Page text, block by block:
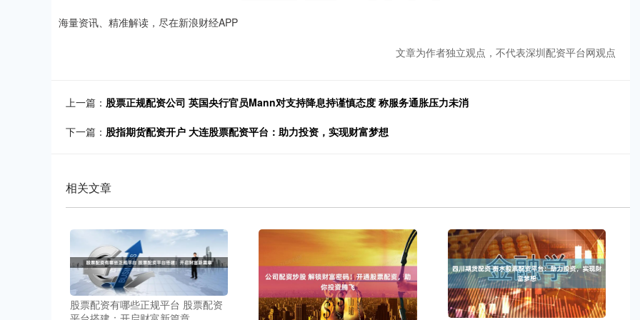
海量资讯、精准解读，尽在新浪财经APP
文章为作者独立观点，不代表深圳配资平台网观点
上一篇： 股票正规配资公司 英国央行官员Mann对支持降息持谨慎态度 称服务通胀压力未消
下一篇： 股指期货配资开户 大连股票配资平台：助力投资，实现财富梦想
相关文章
股票配资有哪些正规平台 股票配资